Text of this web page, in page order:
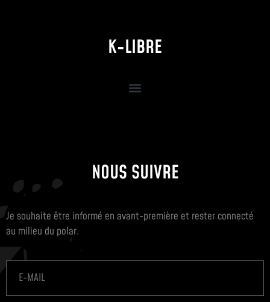
K-LIBRE
NOUS SUIVRE
Je souhaite être informé en avant-première et rester connecté
au milieu du polar.